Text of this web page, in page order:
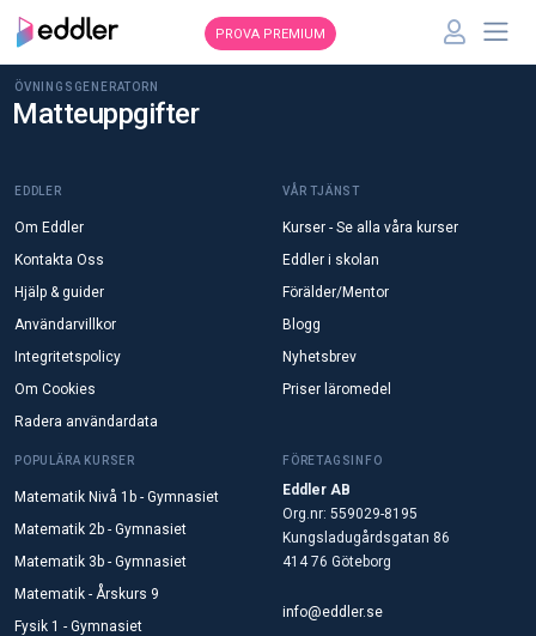
PROVA PREMIUM
ÖVNINGSGENERATORN
Matteuppgifter
EDDLER
Om Eddler
Kontakta Oss
Hjälp & guider
Användarvillkor
Integritetspolicy
Om Cookies
Radera användardata
VÅR TJÄNST
Kurser - Se alla våra kurser
Eddler i skolan
Förälder/Mentor
Blogg
Nyhetsbrev
Priser läromedel
POPULÄRA KURSER
Matematik Nivå 1b - Gymnasiet
Matematik 2b - Gymnasiet
Matematik 3b - Gymnasiet
Matematik - Årskurs 9
Fysik 1 - Gymnasiet
FÖRETAGSINFO
Eddler AB
Org.nr: 559029-8195
Kungsladugårdsgatan 86
414 76 Göteborg
info@eddler.se